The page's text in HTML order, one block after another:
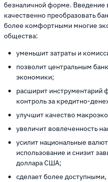
безналичной форме. Введение
качественно преобразовать
более комфортными многие
общества:
уменьшит затраты и
позволит центральным
экономики;
расширит инструментарий
контроль за кредитно-
улучшит качество
увеличит вовлеченность
усилит национальные
использование и снизит
доллара США;
сделает более